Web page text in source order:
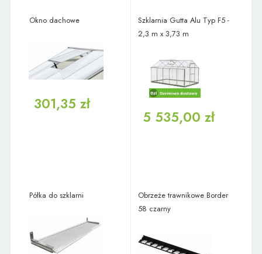
Okno dachowe
301,35 zł
Szklarnia Gutta Alu Typ F5 -
2,3 m x 3,73 m
5 535,00 zł
Półka do szklarni
Obrzeże trawnikowe Border
58 czarny